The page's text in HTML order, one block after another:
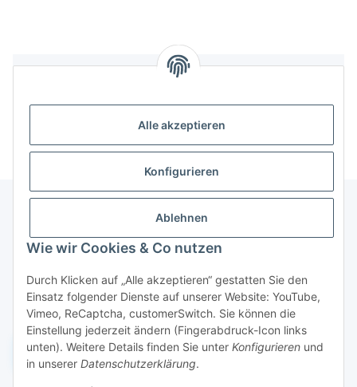
Alle akzeptieren
Konfigurieren
Ablehnen
Wie wir Cookies & Co nutzen
Durch Klicken auf „Alle akzeptieren“ gestatten Sie den
Einsatz folgender Dienste auf unserer Website: YouTube,
Vimeo, ReCaptcha, customerSwitch. Sie können die
Einstellung jederzeit ändern (Fingerabdruck-Icon links
unten). Weitere Details finden Sie unter Konfigurieren und
in unserer Datenschutzerklärung.
Informationen
Gesetzliche Informationen
Widerruf einreichen